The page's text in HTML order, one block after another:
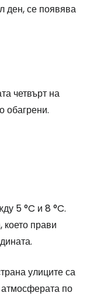
ден, се появява
четвърт на
обагрени.
5 °C и 8 °C.
прави
улиците са
атмосферата по